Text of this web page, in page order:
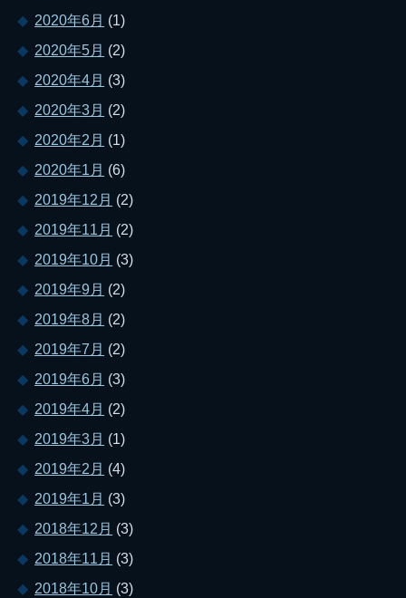
2020年6月 (1)
2020年5月 (2)
2020年4月 (3)
2020年3月 (2)
2020年2月 (1)
2020年1月 (6)
2019年12月 (2)
2019年11月 (2)
2019年10月 (3)
2019年9月 (2)
2019年8月 (2)
2019年7月 (2)
2019年6月 (3)
2019年4月 (2)
2019年3月 (1)
2019年2月 (4)
2019年1月 (3)
2018年12月 (3)
2018年11月 (3)
2018年10月 (3)